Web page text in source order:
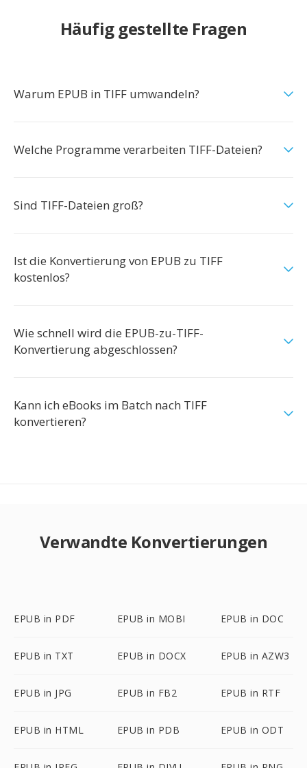
Häufig gestellte Fragen
Warum EPUB in TIFF umwandeln?
Welche Programme verarbeiten TIFF-Dateien?
Sind TIFF-Dateien groß?
Ist die Konvertierung von EPUB zu TIFF
kostenlos?
Wie schnell wird die EPUB-zu-TIFF-
Konvertierung abgeschlossen?
Kann ich eBooks im Batch nach TIFF
konvertieren?
Verwandte Konvertierungen
EPUB in PDF EPUB in MOBI EPUB in DOC
EPUB in TXT EPUB in DOCX EPUB in AZW3
EPUB in JPG EPUB in FB2 EPUB in RTF
EPUB in HTML EPUB in PDB EPUB in ODT